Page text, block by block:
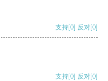
支持[0] 反对[0]
支持[0] 反对[0]